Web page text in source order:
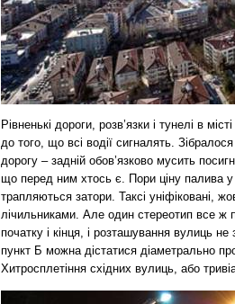
Рівненькі дороги, розв’язки і тунелі в
до того, що всі водії сигналять.
дорогу – задній обов’язково мусить
що перед ним хтось є. Пори ціну палива у
трапляються затори. Таксі уніфіковані,
лічильниками. Але один стереотип все ж
початку і кінця, і розташування вулиць
пункт Б можна дістатися діаметрально
Хитросплетіння східних вулиць, або